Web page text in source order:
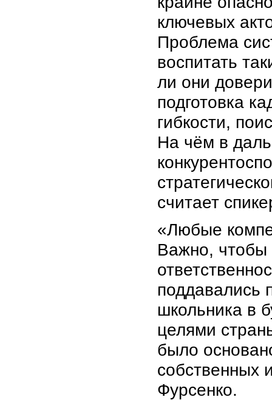
ключевых
Проблема
воспитать
ли они
подготовка
гибкости,
На чём в
считает
«Любые
Важно,
поддавались
школьника в
целями
было
собственных
Фурсенко.